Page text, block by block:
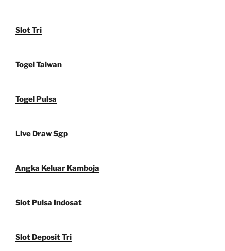
Slot Tri
Togel Taiwan
Togel Pulsa
Live Draw Sgp
Angka Keluar Kamboja
Slot Pulsa Indosat
Slot Deposit Tri